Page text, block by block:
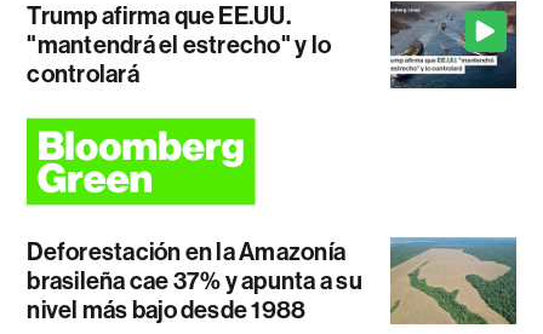
Trump afirma que EE.UU.
"mantendrá el estrecho" y lo
controlará
Deforestación en la Amazonía
brasileña cae 37% y apunta a su
nivel más bajo desde 1988